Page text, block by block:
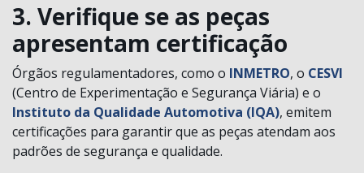
3. Verifique se as peças
apresentam certificação
Órgãos regulamentadores, como o INMETRO, o CESVI
(Centro de Experimentação e Segurança Viária) e o
Instituto da Qualidade Automotiva (IQA), emitem
certificações para garantir que as peças atendam aos
padrões de segurança e qualidade.